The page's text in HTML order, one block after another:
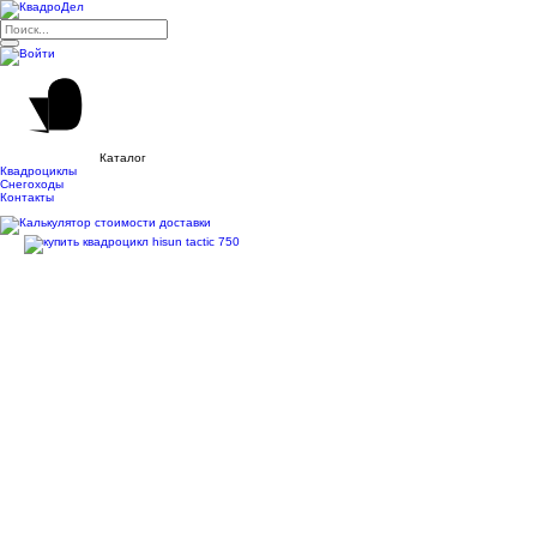
Каталог
Квадроциклы
Снегоходы
Контакты